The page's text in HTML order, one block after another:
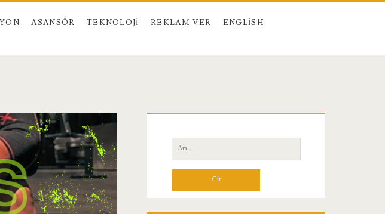
ASANSÖR TEKNOLOJI REKLAM VER ENGLISH
Yan
Menü
Ara: